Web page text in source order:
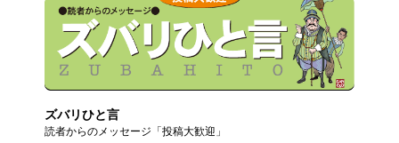
ズバリひと言
読者からのメッセージ「投稿大歓迎」